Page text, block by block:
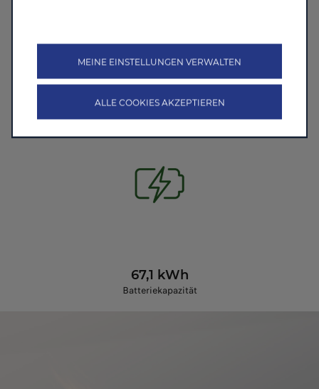
160 kW
Maximalleistung – 218 PS
67,1 kWh
Batteriekapazität
MEINE EINSTELLUNGEN VERWALTEN
ALLE COOKIES AKZEPTIEREN